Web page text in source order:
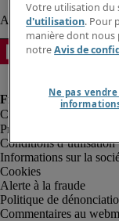
Protection des données
Conditions d’utilisation
Informations sur la
Cookies
Alerte à la fraude
Politique de
Commentaires au
Votre utilisation du
d'utilisation. Pour
manière dont nous
notreAvis de
Ne pas